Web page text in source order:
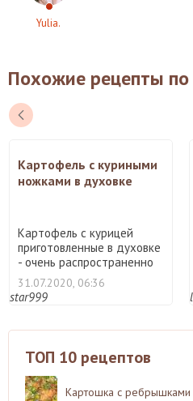
Yulia.
Похожие рецепты
Картофель с куриными
ножками в духовке
Картофель с курицей
приготовленные в духовке
- очень распространенно
...
31.07.2020, 06:36
star999
ТОП 10 рецептов
Картошка с ребрышками